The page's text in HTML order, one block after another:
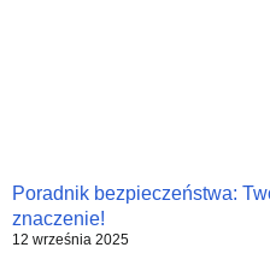
Poradnik bezpieczeństwa:
znaczenie!
12 września 2025